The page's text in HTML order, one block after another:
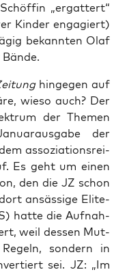
„ergat­tert“
Kin­der enga­giert)
bekann­ten Olaf
hin­ge­gen auf
wie­so auch? Der
der The­men
der
asso­zia­ti­ons­rei­
Es geht um einen
den die JZ schon
ansäs­si­ge Eli­te­
hat­te die Auf­nah­
weil des­sen Mut­
son­dern in
sei. JZ: „Im